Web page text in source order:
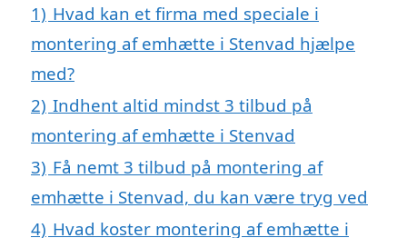
1) Hvad kan et firma med speciale i
montering af emhætte i Stenvad hjælpe
med?
2) Indhent altid mindst 3 tilbud på
montering af emhætte i Stenvad
3) Få nemt 3 tilbud på montering af
emhætte i Stenvad, du kan være tryg ved
4) Hvad koster montering af emhætte i